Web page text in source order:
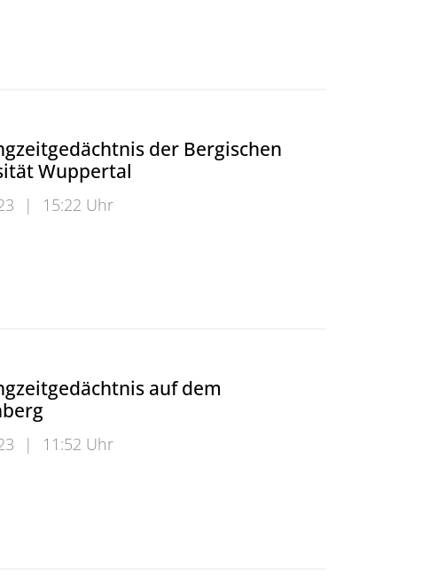
durchs Leben
der Bergischen
Wuppertal
| 15:22 Uhr
der Bergischen Universität Wuppertal
auf dem
| 11:52 Uhr
auf dem Grifflenberg